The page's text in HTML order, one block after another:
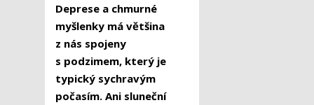
Deprese a chmurné
myšlenky má většina
z nás spojeny
s podzimem, který je
typický sychravým
počasím. Ani sluneční